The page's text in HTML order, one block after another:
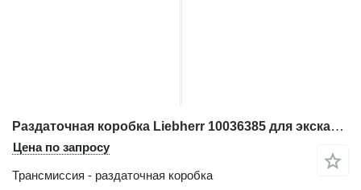
Раздаточная коробка Liebherr 10036385 для экскаватора
Цена по запросу
Трансмиссия - раздаточная коробка